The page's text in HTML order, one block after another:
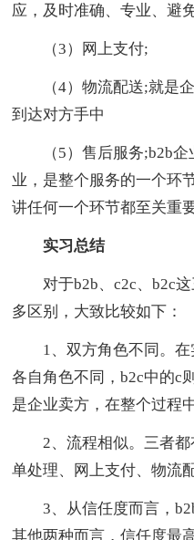
应，及时准确、专业、避
（3）网上支付;
（4）物流配送;就是企
到达对方手中
（5）售后服务;b2b企
业，是整个服务的一个环
讲任何一个环节都至关重要
实习总结
对于b2b、c2c、b2c这
多区别，大致比较如下：
1、双方角色不同。在
各自角色不同，b2c中的c
是企业卖方，在整个过程
2、流程相似。三者都
单处理、网上支付、物流
3、从信任度而言，
其他两种而言，信任度最高